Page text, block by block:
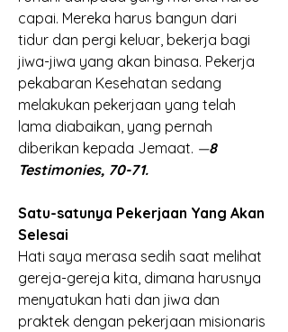
capai. Mereka harus bangun dari
tidur dan pergi keluar, bekerja bagi
jiwa-jiwa yang akan binasa. Pekerja
pekabaran Kesehatan sedang
melakukan pekerjaan yang telah
lama diabaikan, yang pernah
diberikan kepada Jemaat. —8
Testimonies, 70-71.
Satu-satunya Pekerjaan Yang Akan
Selesai
Hati saya merasa sedih saat melihat
gereja-gereja kita, dimana harusnya
menyatukan hati dan jiwa dan
praktek dengan pekerjaan misionaris